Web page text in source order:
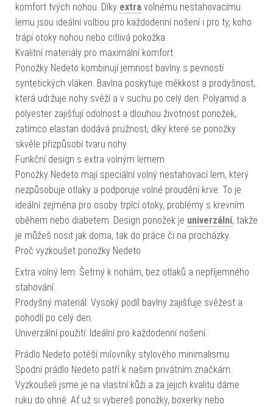
komfort tvých nohou. Díky extra volnému nestahovacímu
lemu jsou ideální volbou pro každodenní nošení i pro ty, koho
trápí otoky nohou nebo citlivá pokožka.
Kvalitní materiály pro maximální komfort
Ponožky Nedeto kombinují jemnost bavlny s pevností
syntetických vláken. Bavlna poskytuje měkkost a prodyšnost,
která udržuje nohy svěží a v suchu po celý den. Polyamid a
polyester zajišťují odolnost a dlouhou životnost ponožek,
zatímco elastan dodává pružnost, díky které se ponožky
skvěle přizpůsobí tvaru nohy.
Funkční design s extra volným lemem
Ponožky Nedeto mají speciální volný nestahovací lem, který
nezpůsobuje otlaky a podporuje volné proudění krve. To je
ideální zejména pro osoby trpící otoky, problémy s krevním
oběhem nebo diabetem. Design ponožek je univerzální, takže
je můžeš nosit jak doma, tak do práce či na procházky.
Proč vyzkoušet ponožky Nedeto
Extra volný lem: Šetrný k nohám, bez otlaků a nepříjemného
stahování.
Prodyšný materiál: Vysoký podíl bavlny zajišťuje svěžest a
pohodlí po celý den.
Univerzální použití: Ideální pro každodenní nošení.
Prádlo Nedeto potěší milovníky stylového minimalismu
Spodní prádlo Nedeto patří k našim privátním značkám.
Vyzkoušeli jsme je na vlastní kůži a za jejich kvalitu dáme
ruku do ohně. Ať už si vybereš ponožky, boxerky nebo